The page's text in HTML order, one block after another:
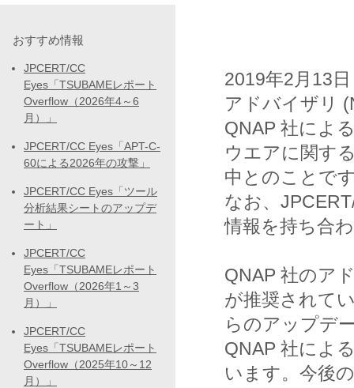
2019年2月13
アドバイザリ
QNAP 社によ
ウエアに関す
中とのことで
なお、
情報を持ち合
QNAP 社のア
が推奨されて
らのアップデ
QNAP 社によ
います。今後
おすすめ情報
JPCERT/CC
Eyes「TSUBAMEレポート
Overflow（2026年4～6
月）」
JPCERT/CC Eyes「APT-C-
60による2026年の攻撃」
JPCERT/CC Eyes「ツール
分析結果シートのアップデ
ート」
JPCERT/CC
Eyes「TSUBAMEレポート
Overflow（2026年1～3
月）」
JPCERT/CC
Eyes「TSUBAMEレポート
Overflow（2025年10～12
月）」